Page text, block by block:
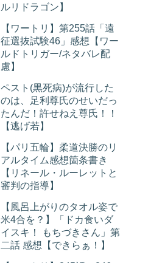
ルリドラゴン】
【ワートリ】第255話「遠
征選抜試験46」感想【ワー
ルドトリガー/ネタバレ配
慮】
ペスト(黒死病)が流行した
のは、足利尊氏のせいだっ
たんだ！許せねえ尊氏！！
【逃げ若】
【パリ五輪】柔道決勝のリ
アルタイム感想箇条書き
【リネール・ルーレットと
審判の指導】
【風呂上がりのタオル姿で
米4合を？】「ドカ食いダ
イスキ！ もちづきさん」第
二話 感想【できらぁ！】